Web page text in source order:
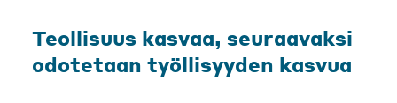
Teollisuus kasvaa, seuraavaksi
odotetaan työllisyyden kasvua